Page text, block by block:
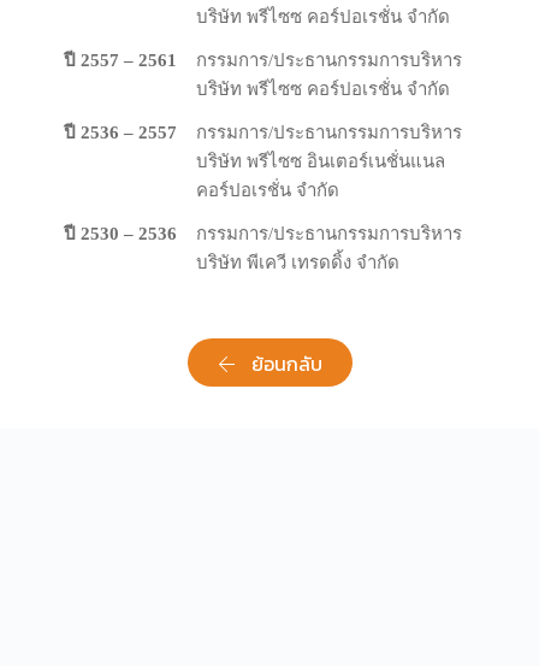
บริษัท​ พ​รี​ไซ​ซ คอร์ปอเรชั่น​ จํากัด
ปี 2557 – 2561
กรรมการ/ประธานกรรมการบริหาร
บริษัท​ พ​รี​ไซ​ซ คอร์ปอเรชั่น​ จํากัด​
ปี 2536 – 2557
กรรมการ/ประธานกรรมการบริหาร
บริษัท พรีไซซ อินเตอร์เนชั่นแนล
คอร์ปอเรชั่น จำกัด
ปี 2530 – 2536
กรรมการ/ประธานกรรมการบริหาร
บริษัท พีเควี เทรดดิ้ง จำกัด
ย้อนกลับ